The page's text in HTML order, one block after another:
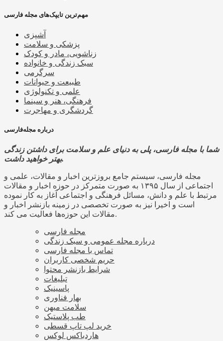
مهم‌ترین تایپک‌های مجله فارسی
آشپزی
پزشکی و سلامت
زناشویی، مادر و کودک
سبک زندگی و خانواده
سرگرمی
طبیعت و حیوانات
علمی و تکنولوژی
فرهنگی، هنر و سینما
گردشگری و مهاجرت
درباره مجله‌فارسی
شما با مجله فارسی، پلی به دنیای علم و سلامت برای داشتن زندگی
بهتر خواهید داشت.
مجله فارسی، سیستم جامع بروزترین اخبار و مقالات، علمی و
اجتماعی از سال ۱۳۹۵ به صورت متمرکز در حوزه اخبار و مقالات
مرتبط با علم و دانش، مسائل فرهنگی و اجتماعی آغاز به کار نموده
است و اخیرا نیز به صورت تخصصی در زمینه بازنشر اخبار و
مقالات این حوزه‌ها فعالیت می کند.
مجله فارسی
درباره مجله عمومی و سبک زندگی
تماس با مجله فارسی
حریم شخصی کاربران
شرایط بازنشر محتوا
تبلیغات
پاسینیک
بهار فناوری
سلامت میهن
طب پلاستیک
خرید لپ تاپ قسطی
هاردباکس لوکس